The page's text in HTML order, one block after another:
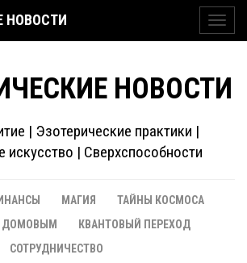
НОВОСТИ
НОВОСТИ
| Эзотерические практики |
искусство | Сверхспособности
МАГИЯ
ТАЙНЫ КОСМОСА
ДОМОВЫМ
КВАНТОВЫЙ ПЕРЕХОД
СОТРУДНИЧЕСТВО